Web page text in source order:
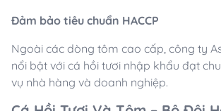
Đảm bảo tiêu chuẩn HACCP
Ngoài các dòng tôm cao cấp, công ty
nổi bật với cá hồi tươi nhập khẩu đạt
vụ nhà hàng và doanh nghiệp.